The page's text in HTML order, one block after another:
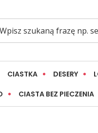
CIASTKA DESERY
CIASTA BEZ PIECZENIA